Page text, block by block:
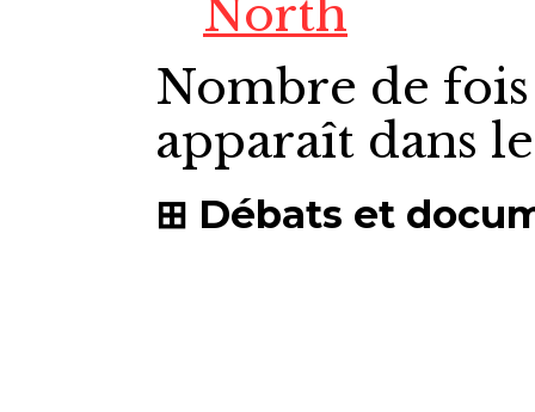
North
Nombre de
apparaît dans
Débats et